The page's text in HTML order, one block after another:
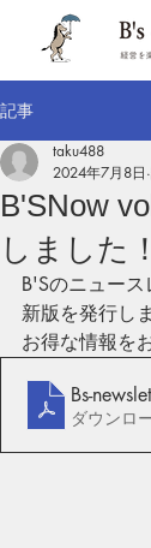
記事
B'SNow
しました！
taku488
2024年7月8日
B'Sのニュー
新版を発行し
お得な情報を
Bs-
ダウンロ